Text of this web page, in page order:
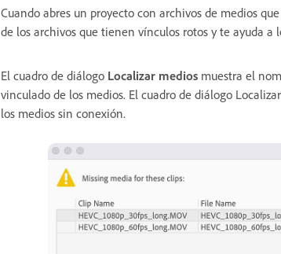
Cuando abres un proyecto con archivos de medios
de los archivos que tienen vínculos rotos y te ayuda
El cuadro de diálogo Localizar medios muestra el
vinculado de los medios. El cuadro de diálogo
los medios sin conexión.